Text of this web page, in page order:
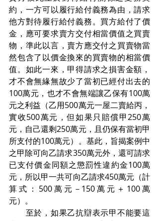
約，一方可以履行給付義務為由，請求
他方對待履行給付義務。買方給付了價
金，應可要求賣方交付相當價值之買賣
物，準此以言，賣方應交付之買賣物當
然包含了以價金換來的買賣物的相當價
值。如此一來，甲得請求之損害金額，
才不會無緣無故少了當初已經付出去的
100萬元，也才不會無端讓乙保有100萬
元之利益（乙用500萬元一屋二賣給丙，
實收500萬元，但如果只賠償甲250萬
元，自己還剩250萬元，且仍保有當初甲
所支付的100萬元）。基此，旨揭案例中
之甲除可向乙請求350萬元外，還可請求
已支付價金同額之懲罰性違約金100萬
元，所以甲一共可向乙請求450萬元（計
算式：500萬元－150萬元＋100萬
元）。
至於，如果乙抗辯表示甲不能要這